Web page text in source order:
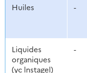
Huiles -
Liquides
organiques
(yc lnstagel)
-